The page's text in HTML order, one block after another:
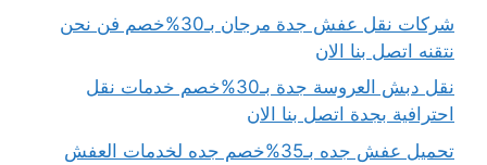
شركات نقل عفش جدة مرجان بـ30%خصم فن نحن
نتقنه اتصل بنا الان
نقل دبش العروسة جدة بـ30%خصم خدمات نقل
احترافية بجدة اتصل بنا الان
تحميل عفش جده بـ35%خصم جده لخدمات العفش